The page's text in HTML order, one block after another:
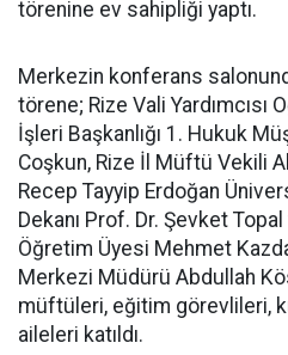
törenine ev sahipliği yaptı.
Merkezin konferans
törene; Rize Vali Yardımcısı
İşleri Başkanlığı 1. Hukuk
Coşkun, Rize İl Müftü Vekili
Recep Tayyip Erdoğan
Dekanı Prof. Dr. Şevket Topal
Öğretim Üyesi Mehmet
Merkezi Müdürü Abdullah
müftüleri, eğitim görevlileri,
aileleri katıldı.